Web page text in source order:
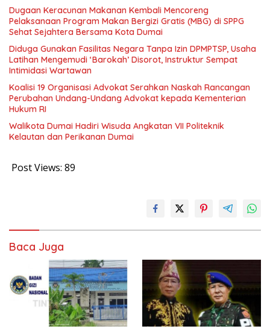
Dugaan Keracunan Makanan Kembali Mencoreng
Pelaksanaan Program Makan Bergizi Gratis (MBG) di SPPG
Sehat Sejahtera Bersama Kota Dumai
Diduga Gunakan Fasilitas Negara Tanpa Izin DPMPTSP, Usaha
Latihan Mengemudi ‘Barokah’ Disorot, Instruktur Sempat
Intimidasi Wartawan
Koalisi 19 Organisasi Advokat Serahkan Naskah Rancangan
Perubahan Undang-Undang Advokat kepada Kementerian
Hukum RI
Walikota Dumai Hadiri Wisuda Angkatan VII Politeknik
Kelautan dan Perikanan Dumai
Post Views: 89
Baca Juga